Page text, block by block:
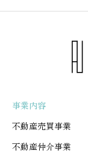
事業内容
不動産売買事業
不動産仲介事業